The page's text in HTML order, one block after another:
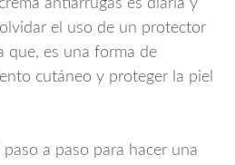
antiarrugas es diaria y
el uso de un protector
que, es una forma de
cutáneo y proteger la piel
a paso para hacer una